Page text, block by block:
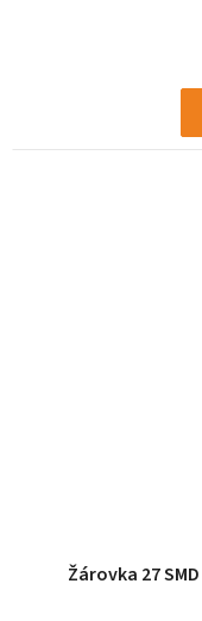
Žárovka 27